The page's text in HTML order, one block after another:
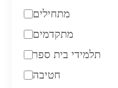
מתחילים
מתקדמים
תלמידי בית ספר
חטיבה